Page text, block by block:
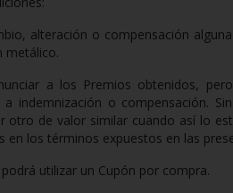
alteración o compensación
metálico.
a los Premios obtenidos,
indemnización o compensación.
otro de valor similar cuando así lo
los términos expuestos en las
utilizar un Cupón por compra.